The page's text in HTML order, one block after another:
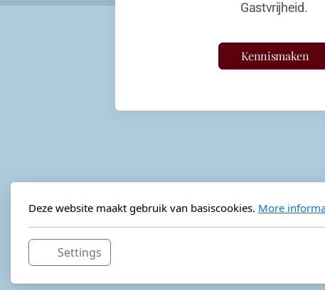
Gastvrijheid.
Kennismaken
Deze website maakt gebruik van basiscookies. More
Settings